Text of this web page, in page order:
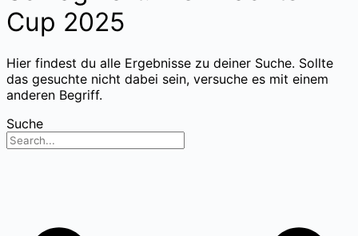
Cup 2025
Hier findest du alle Ergebnisse zu deiner Suche. Sollte
das gesuchte nicht dabei sein, versuche es mit einem
anderen Begriff.
Suche